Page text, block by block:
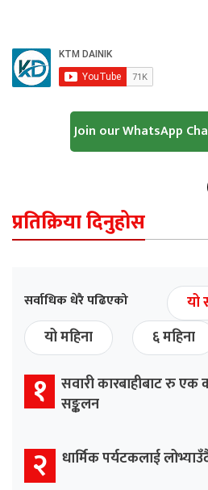
Join our WhatsApp
प्रतिक्रिया दिनुहोस
सर्वाधिक धेरै पढिएको
यो
यो महिना
६ महिना
१ सवारी कारबाहीबाट रु
सङ्कलन
२ धार्मिक पर्यटकलाई